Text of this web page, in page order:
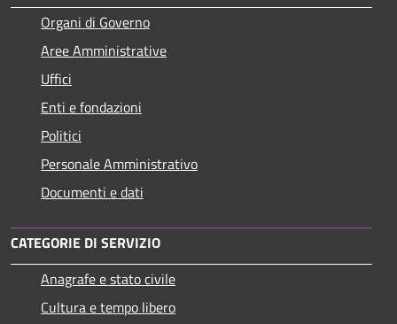
Organi di Governo
Aree Amministrative
Uffici
Enti e fondazioni
Politici
Personale Amministrativo
Documenti e dati
CATEGORIE DI SERVIZIO
Anagrafe e stato civile
Cultura e tempo libero